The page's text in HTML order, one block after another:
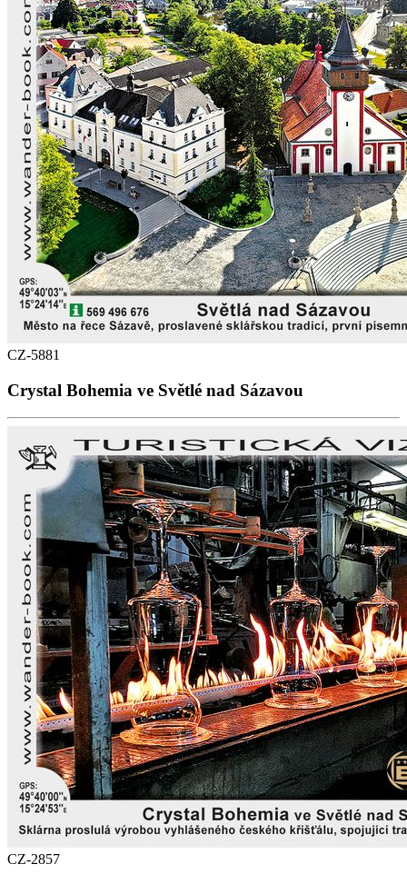
CZ-5881
Crystal Bohemia ve Světlé nad Sázavou
CZ-2857